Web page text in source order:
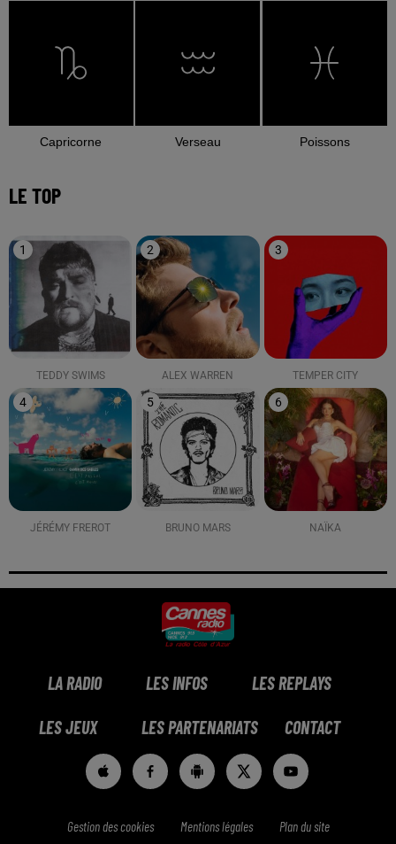
Capricorne Verseau Poissons
LE TOP
1
TEDDY SWIMS
2
ALEX WARREN
3
TEMPER CITY
4
JÉRÉMY FREROT
5
BRUNO MARS
6
NAÏKA
LA RADIO LES INFOS LES REPLAYS
LES JEUX LES PARTENARIATS CONTACT
Gestion des cookies Mentions légales Plan du site